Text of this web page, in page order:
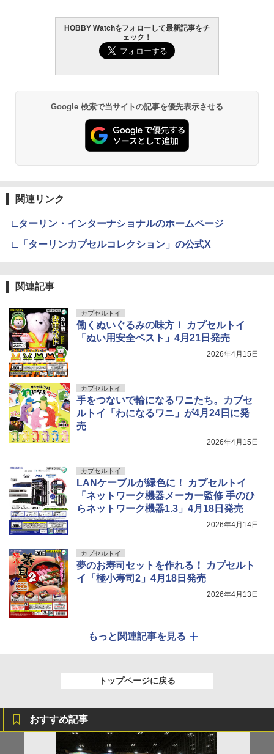
ー(黒)【51000】
￥610
【ネコポス対応】タミヤ/SP.810/レーシ
ングセミスリックタイヤ
G-FORCE プロペラセット(4セット入)(L
EGGERO)【GB184】 ラジコンパーツ
タカラトミー(TAKARA TOMY) T-SPAR
K トランスフォーマー ニューレジェンズ
TAMASHII NATIONS S.H.フィギュアー
ツ ONE PIECE シャンクス -マリンフォ
ード頂上決戦- 約165mm PVC&ABS&布
4
TAMASHII NATIONS S.H.フィギュアー
ツ 攻殻機動隊 THE GHOST IN THE SHE
LL 草薙素子 約140mm PVC&ABS製 塗
5
TAMASHII NATIONS オリジン・オブ・
バルキリー 超時空要塞マクロス VF-1J
ダイキャスト製 塗装済み可動フィギュア
BANDAI SPIRITS(バンダイ スピリッツ)
機動警察パトレイバー EZY RG 1/48 AV-
98Plus (イングラム・プラス) 色分け済
HG 機動戦士ガンダム00 グラハム専用ユ
ニオンフラッグカスタム 1/144スケール
色分け済みプラモデル
BANDAI SPIRITS(バンダイ スピリッツ)
HGAW 機動新世紀ガンダムX ガンダムエ
アマスター 1/144スケール 色分け済みプ
ラモデル
5
BANDAI SPIRITS(バンダイスピリッツ)
30MS SIS-H00 セスティエ[カラーC] 色
分け済みプラモデル
東京マルイ(TOKYO MARUI) No.25 コル
ト ガバメント HG 18歳以上エアーHOP
ハンドガン
￥3,384
東京マルイ No.10 ハイキャパ5.1 10歳以
上 電動ブローバック フルオート
￥3,815
4
HOPリボルバー エアコッキング
￥4,486
5
￥3,409
GSIクレオス Mr.トップコート 水性プレ
ミアムトップコートスプレー 光沢 88ml
ホビー用仕上材 B601
￥748
タミヤ クラフトツールシリーズ No.123
先細薄刃ニッパー (ゲートカット用) プラ
モデル用工具 74123
￥2,600
5
体彫刻 耐久 繰返し ハンドメイドネイル
(Bタイプ)
￥499
HOBBY Watchをフォローして最新記事をチ
ェック！
Google 検索で当サイトの記事を優先表示させる
関連リンク
□ターリン・インターナショナルのホームページ
□「ターリンカプセルコレクション」の公式X
関連記事
カプセルトイ
働くぬいぐるみの味方！ カプセルトイ
「ぬい用安全ベスト」4月21日発売
2026年4月15日
カプセルトイ
手をつないで輪になるワニたち。カプセ
ルトイ「わになるワニ」が4月24日に発
売
2026年4月15日
カプセルトイ
LANケーブルが緑色に！ カプセルトイ
「ネットワーク機器メーカー監修 手のひ
らネットワーク機器1.3」4月18日発売
2026年4月14日
カプセルトイ
夢のお寿司セットを作れる！ カプセルト
イ「極小寿司2」4月18日発売
2026年4月13日
もっと関連記事を見る
トップページに戻る
おすすめ記事